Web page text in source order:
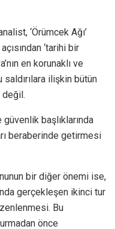
‘Örümcek Ağı’
‘tarihi bir
en korunaklı ve
ilişkin bütün
değil.
güvenlik başlıklarında
beraberinde getirmesi
bir diğer önemi ise,
gerçekleşen ikinci tur
Bu
önce